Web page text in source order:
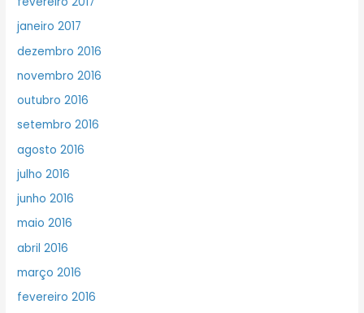
janeiro 2017
dezembro 2016
novembro 2016
outubro 2016
setembro 2016
agosto 2016
julho 2016
junho 2016
maio 2016
abril 2016
março 2016
fevereiro 2016